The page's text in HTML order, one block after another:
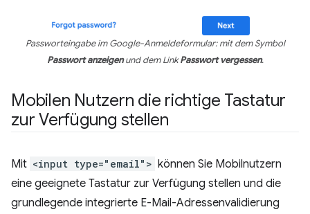
Passworteingabe im Google-Anmeldeformular: mit dem Symbol
Passwort anzeigenund dem LinkPasswort vergessen.
Mobilen Nutzern die richtige Tastatur
zur Verfügung stellen
Mit <input type="email"> können Sie Mobilnutzern
eine geeignete Tastatur zur Verfügung stellen und die
grundlegende integrierte E-Mail-Adressenvalidierung